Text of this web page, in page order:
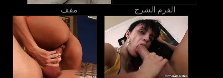
مفف القزم الشرج